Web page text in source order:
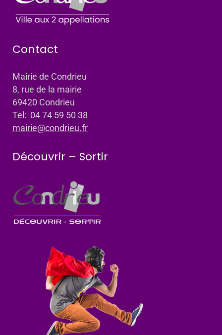
Contact
Mairie de Condrieu
8, rue de la mairie
69420 Condrieu
Tel: 04 74 59 50 38
mairie@condrieu.fr
Découvrir – Sortir